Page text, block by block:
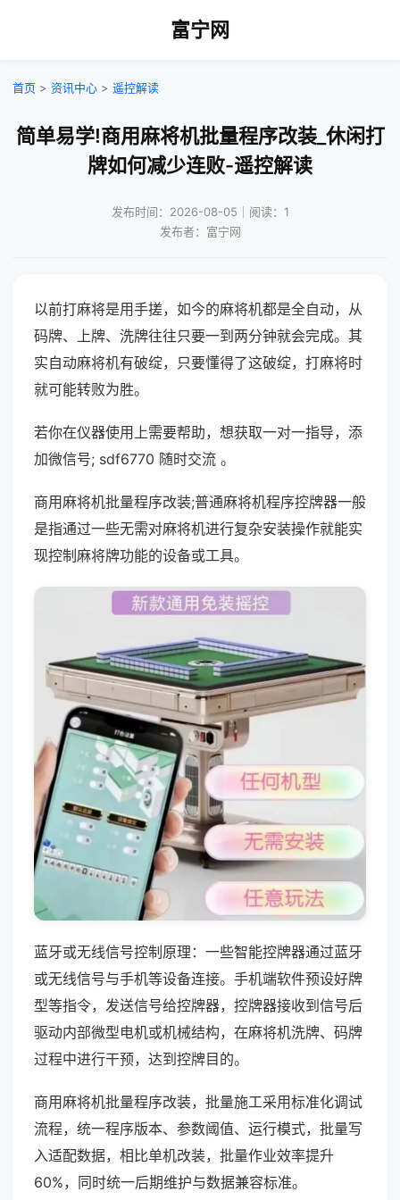
富宁网
首页 > 资讯中心 > 遥控解读
简单易学!商用麻将机批量程序改装_休闲打
牌如何减少连败-遥控解读
发布时间：2026-08-05｜阅读：1
发布者：富宁网
以前打麻将是用手搓，如今的麻将机都是全自动，从
码牌、上牌、洗牌往往只要一到两分钟就会完成。其
实自动麻将机有破绽，只要懂得了这破绽，打麻将时
就可能转败为胜。
若你在仪器使用上需要帮助，想获取一对一指导，添
加微信号; sdf6770 随时交流 。
商用麻将机批量程序改装;普通麻将机程序控牌器一般
是指通过一些无需对麻将机进行复杂安装操作就能实
现控制麻将牌功能的设备或工具。
蓝牙或无线信号控制原理：一些智能控牌器通过蓝牙
或无线信号与手机等设备连接。手机端软件预设好牌
型等指令，发送信号给控牌器，控牌器接收到信号后
驱动内部微型电机或机械结构，在麻将机洗牌、码牌
过程中进行干预，达到控牌目的。
商用麻将机批量程序改装，批量施工采用标准化调试
流程，统一程序版本、参数阈值、运行模式，批量写
入适配数据，相比单机改装，批量作业效率提升
60%，同时统一后期维护与数据兼容标准。